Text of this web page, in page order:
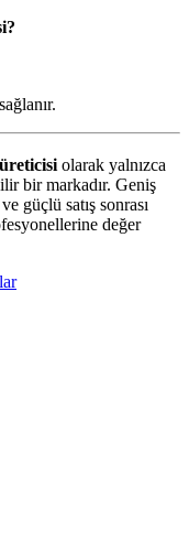
olarak yalnızca
bir markadır. Geniş
güçlü satış sonrası
değer